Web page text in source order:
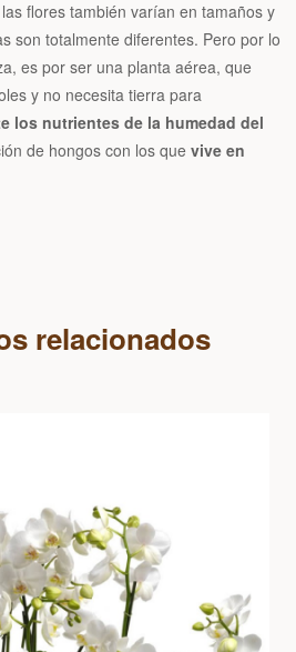
flores también varían en tamaños y
son totalmente diferentes. Pero por lo
es por ser una planta aérea, que
y no necesita tierra para
los nutrientes de la humedad del
de hongos con los que vive en
relacionados